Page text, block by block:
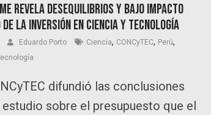
revela desequilibrios y bajo impacto
la inversión en ciencia y tecnología
Eduardo Porto Ciencia, CONCyTEC, Perú,
difundió las conclusiones
estudio sobre el presupuesto que el